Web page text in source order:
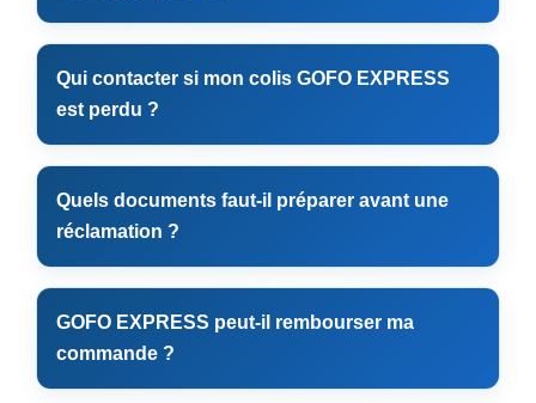
Qui contacter si mon colis GOFO EXPRESS
est perdu ?
Quels documents faut-il préparer avant une
réclamation ?
GOFO EXPRESS peut-il rembourser ma
commande ?